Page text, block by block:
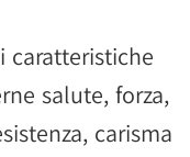
caratteristiche
salute, forza,
carisma